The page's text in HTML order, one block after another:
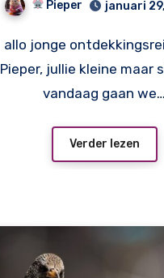
Pieper januari
allo jonge
Pieper, jullie kleine maar
vandaag gaan we…
Verder lezen